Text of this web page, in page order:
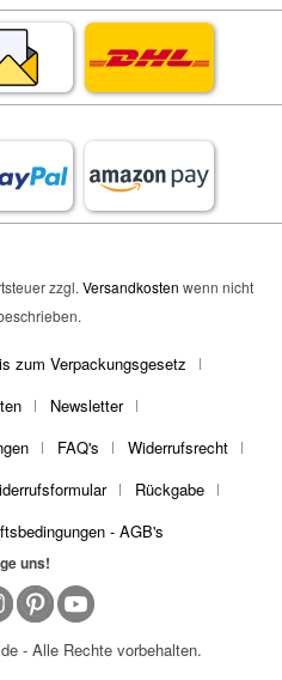
zzgl. Versandkosten wenn nicht
zum Verpackungsgesetz
Newsletter
FAQ's
Widerrufsrecht
Rückgabe
- AGB's
uns!
- Alle Rechte vorbehalten.